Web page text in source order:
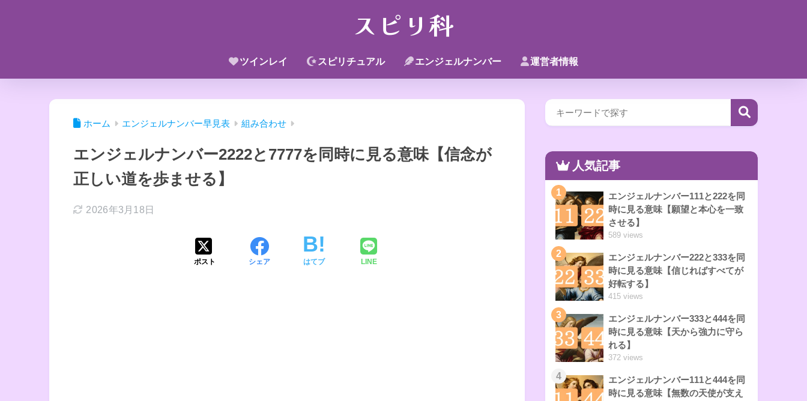
スピリ科
ツインレイ スピリチュアル エンジェルナンバー 運営者情報
ホーム エンジェルナンバー早見表 組み合わせ
エンジェルナンバー2222と7777を同時に見る意味【信念が
正しい道を歩ませる】
2026年3月18日
ポスト シェア はてブ LINE
人気記事
1
エンジェルナンバー111と222を同
時に見る意味【願望と本心を一致
させる】
589 views
2
エンジェルナンバー222と333を同
時に見る意味【信じればすべてが
好転する】
415 views
3
エンジェルナンバー333と444を同
時に見る意味【天から強力に守ら
れる】
372 views
4
エンジェルナンバー111と444を同
時に見る意味【無数の天使が支え